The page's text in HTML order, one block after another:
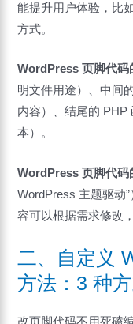
能提升用户体验，比
方式。
WordPress 页脚代码
明文件用途）、中间
内容）、结尾的 PHP
本）。
WordPress 页脚代码
WordPress 主题驱动
容可以根据需求修改
二、自定义
方法：3 种